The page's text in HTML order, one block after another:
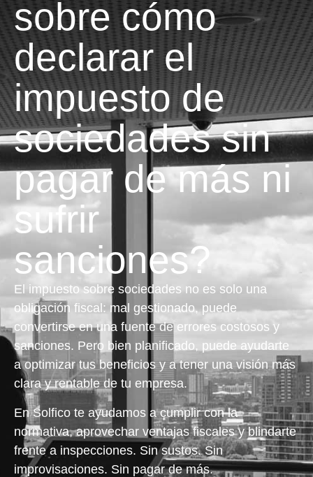
sobre cómo
declarar el
impuesto de
sociedades sin
pagar de más ni
sufrir
sanciones?
El impuesto sobre sociedades no es solo una
obligación fiscal: mal gestionado, puede
convertirse en una fuente de errores costosos y
sanciones. Pero bien planificado, puede ayudarte
a optimizar tus beneficios y a tener una visión más
clara y rentable de tu empresa.
En Solfico te ayudamos a cumplir con la
normativa, aprovechar ventajas fiscales y blindarte
frente a inspecciones. Sin sustos. Sin
improvisaciones. Sin pagar de más.